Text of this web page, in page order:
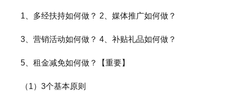
1、多经扶持如何做？ 2、媒体推广如何做？
3、营销活动如何做？ 4、补贴礼品如何做？
5、租金减免如何做？【重要】
（1）3个基本原则